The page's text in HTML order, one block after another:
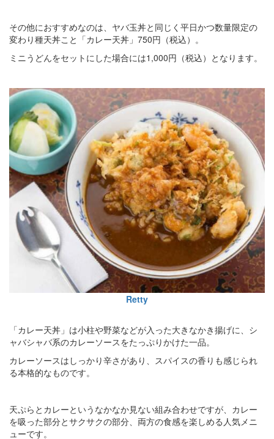
その他におすすめなのは、ヤバ玉丼と同じく平日かつ数量限定の
変わり種天丼こと「カレー天丼」750円（税込）。
ミニうどんをセットにした場合には1,000円（税込）となります。
Retty
「カレー天丼」は小柱や野菜などが入った大きなかき揚げに、シ
ャバシャバ系のカレーソースをたっぷりかけた一品。
カレーソースはしっかり辛さがあり、スパイスの香りも感じられ
る本格的なものです。
天ぷらとカレーというなかなか見ない組み合わせですが、カレー
を吸った部分とサクサクの部分、両方の食感を楽しめる人気メニ
ューです。